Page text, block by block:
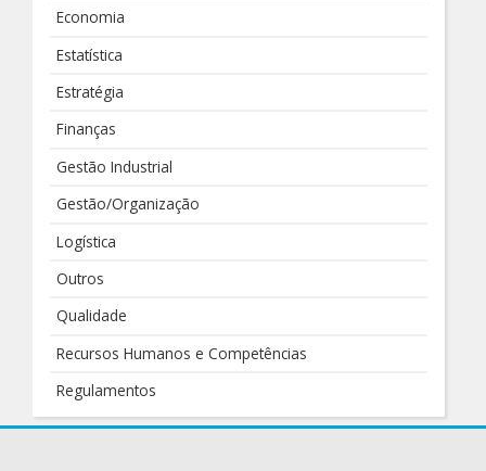
Economia
Estatística
Estratégia
Finanças
Gestão Industrial
Gestão/Organização
Logística
Outros
Qualidade
Recursos Humanos e Competências
Regulamentos